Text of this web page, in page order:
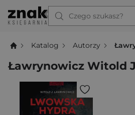
Czego szukasz?
Katalog Autorzy
Ławrynowicz Witold